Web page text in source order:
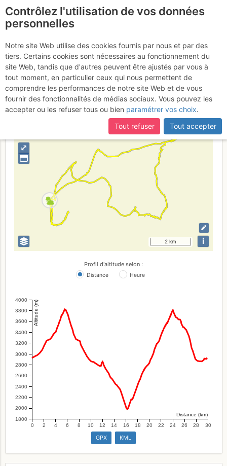
Pigne d'Arolla : Par les
Vignettes
7 - 8 avr. 2017
Switzerland Valais Valais W - Pennine Alps W
⤢
2 km i
Profil d'altitude selon :
Distance Heure
1800
2000
2200
2400
2600
2800
3000
3200
3400
3600
3800
4000 Altitude (m)
0 2 4 6 8 10 12 14 16 18 20 22 24 26 28 30
Distance (km)
GPX KML
Contrôlez l'utilisation de vos données
personnelles
Notre site Web utilise des cookies fournis par nous et par des
tiers. Certains cookies sont nécessaires au fonctionnement du
site Web, tandis que d'autres peuvent être ajustés par vous à
tout moment, en particulier ceux qui nous permettent de
comprendre les performances de notre site Web et de vous
fournir des fonctionnalités de médias sociaux. Vous pouvez les
accepter ou les refuser tous ou bien paramétrer vos choix.
Tout refuser
Tout accepter